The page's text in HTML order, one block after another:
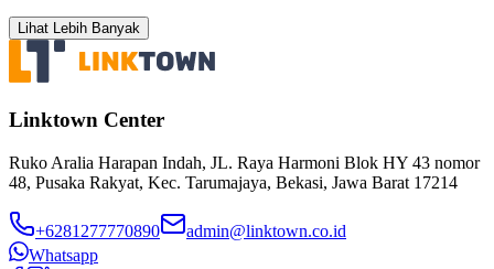
Lihat Lebih Banyak
Linktown Center
Ruko Aralia Harapan Indah, JL. Raya Harmoni Blok HY 43 nomor
48, Pusaka Rakyat, Kec. Tarumajaya, Bekasi, Jawa Barat 17214
+6281277770890
admin@linktown.co.id
Whatsapp